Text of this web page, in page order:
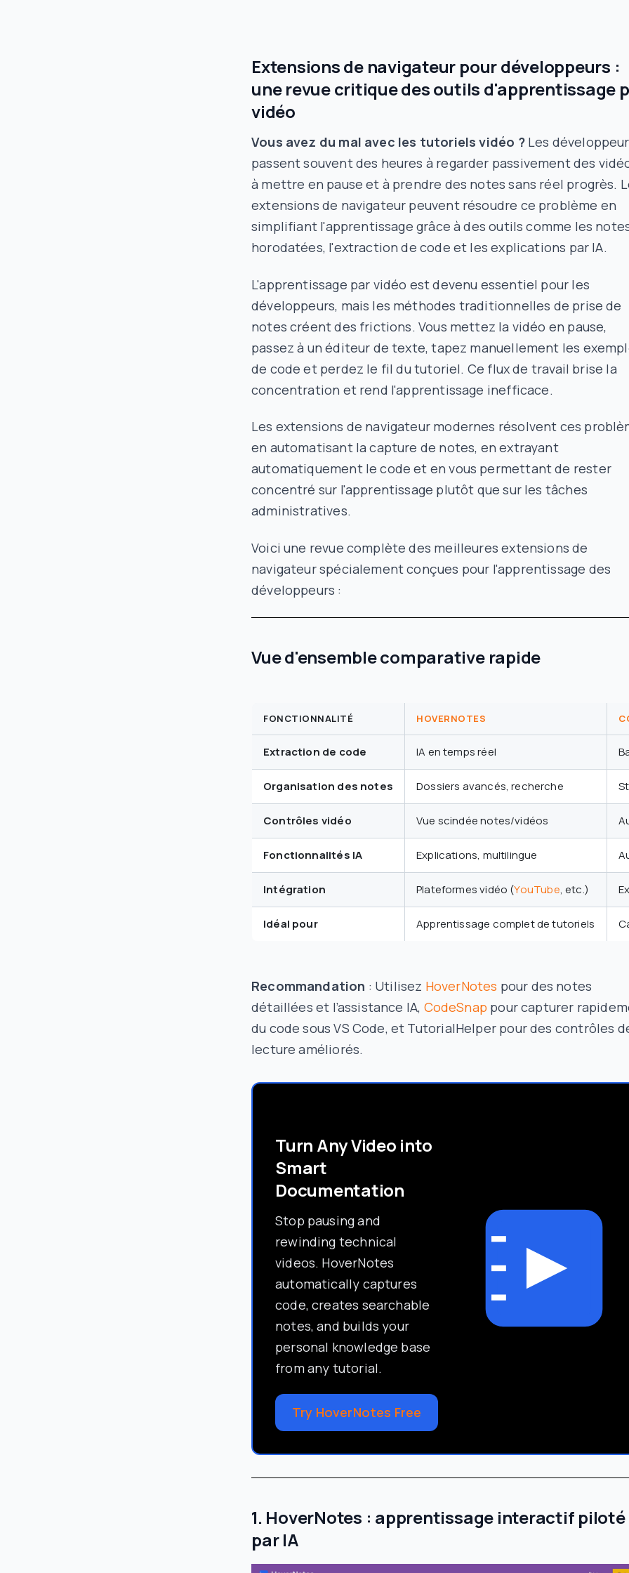
Extensions de navigateur pour développeurs :
une revue critique des outils d'apprentissage
vidéo
Vous avez du mal avec les tutoriels vidéo ?Les
passent souvent des heures à regarder passivement des
à mettre en pause et à prendre des notes sans réel progrès.
extensions de navigateur peuvent résoudre ce problème en
simplifiant l'apprentissage grâce à des outils comme les
horodatées, l'extraction de code et les explications par IA.
L'apprentissage par vidéo est devenu essentiel pour les
développeurs, mais les méthodes traditionnelles de prise de
notes créent des frictions. Vous mettez la vidéo en pause,
passez à un éditeur de texte, tapez manuellement les
de code et perdez le fil du tutoriel. Ce flux de travail brise la
concentration et rend l'apprentissage inefficace.
Les extensions de navigateur modernes résolvent ces
en automatisant la capture de notes, en extrayant
automatiquement le code et en vous permettant de rester
concentré sur l'apprentissage plutôt que sur les tâches
administratives.
Voici une revue complète des meilleures extensions de
navigateur spécialement conçues pour l'apprentissage des
développeurs :
Vue d'ensemble comparative rapide
FONCTIONNALITÉ HOVERNOTES
Extraction de code IA en temps réel
Organisation des notes Dossiers avancés, recherche
Contrôles vidéo Vue scindée notes/vidéos
Fonctionnalités IA Explications, multilingue
Intégration Plateformes vidéo (YouTube, etc.)
Idéal pour Apprentissage complet de tutoriels
Recommandation : Utilisez HoverNotes pour des notes
détaillées et l’assistance IA, CodeSnap pour capturer
du code sous VS Code, et TutorialHelper pour des contrôles
lecture améliorés.
Turn Any Video into
Smart
Documentation
Stop pausing and
rewinding technical
videos. HoverNotes
automatically captures
code, creates searchable
notes, and builds your
personal knowledge base
from any tutorial.
Try HoverNotes Free
1. HoverNotes : apprentissage interactif piloté
par IA